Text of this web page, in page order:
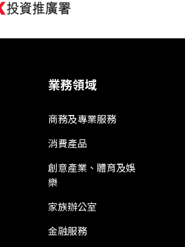
業務領域
商務及專業服務
消費產品
創意產業、體育及娛
樂
家族辦公室
金融服務